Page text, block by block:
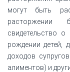
могут быть
расторжении
свидетельство
рождении детей,
доходов
алиментов) и